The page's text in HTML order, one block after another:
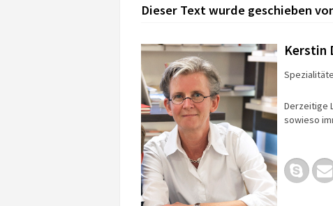
Dieser Text wurde geschieben
Kerstin
Derzeitige
sowieso